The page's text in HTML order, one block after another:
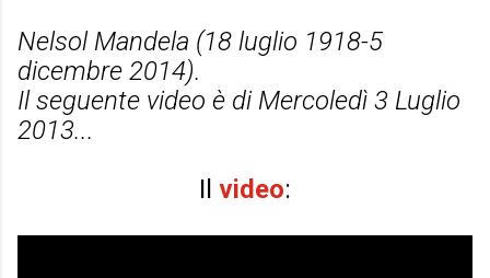
Nelsol Mandela (18 luglio 1918-5
dicembre 2014).
Il seguente video è di Mercoledì 3 Luglio
2013...
Il video: